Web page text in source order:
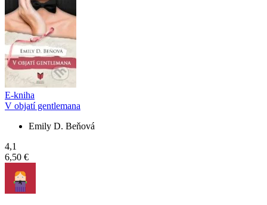
E-kniha
V objatí gentlemana
Emily D. Beňová
4,1
6,50 €